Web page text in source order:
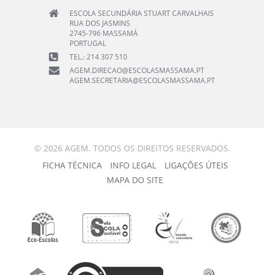
ESCOLA SECUNDÁRIA STUART CARVALHAIS
RUA DOS JASMINS
2745-796 MASSAMÁ
PORTUGAL
TEL.: 214 307 510
AGEM.DIRECAO@ESCOLASMASSAMA.PT
AGEM.SECRETARIA@ESCOLASMASSAMA.PT
© 2026 AGEM. TODOS OS DIREITOS RESERVADOS.
FICHA TÉCNICA
INFO LEGAL
LIGAÇÕES ÚTEIS
MAPA DO SITE